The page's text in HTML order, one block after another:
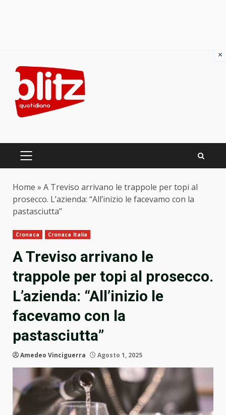
content
PRIMARY
Home » A Treviso arrivano le trappole per topi al
prosecco. L’azienda: “All’inizio le facevamo con la
pastasciutta”
Cronaca Cronaca Italia
A Treviso arrivano le
trappole per topi al prosecco.
L’azienda: “All’inizio le
facevamo con la
pastasciutta”
Amedeo Vinciguerra Agosto 1, 2025
×